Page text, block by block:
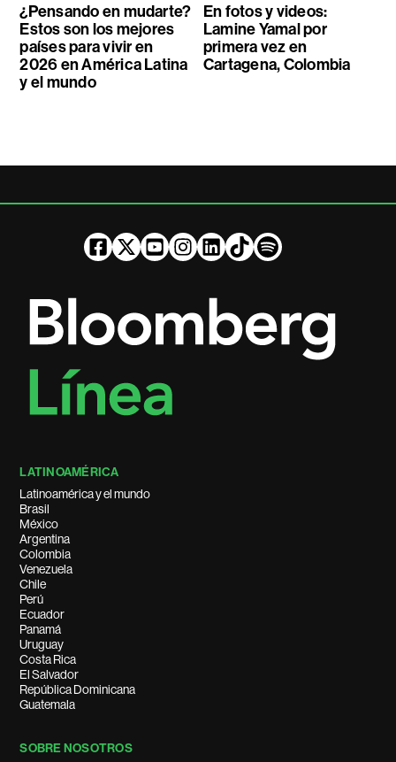
¿Pensando en mudarte?
Estos son los mejores
países para vivir en
2026 en América Latina
y el mundo
En fotos y videos:
Lamine Yamal por
primera vez en
Cartagena, Colombia
LATINOAMÉRICA
Latinoamérica y el mundo
Brasil
México
Argentina
Colombia
Venezuela
Chile
Perú
Ecuador
Panamá
Uruguay
Costa Rica
El Salvador
República Dominicana
Guatemala
SOBRE NOSOTROS